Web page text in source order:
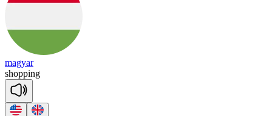
magyar
shopping